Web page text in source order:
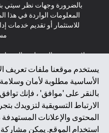
يستخدم موقعنا ملفات تعريف
الأساسية مطلوبة لأمان
بالنقر على 'موافق' ، فإنك
الارتباط التسويقية لتزويدك
المحتوى والإعلانات
استخدام الموقع. يمكن
بالضرورة وجهات نظر سيتي
المعلومات الواردة في هذا
للاستثمار أو تقديم خدمات
لا يتم تقديم المنتجات
المقيمين في الاتحاد الأوروبي
سويسرا أو غيرنسي أو
الفاتيكان أو جزيرة مان أو
(لائحة حماية البيانات
العامة \ قانون خصوصية
الصفحة ليس ولا ينبغي
لشراء أو بيع أي من المنتجات